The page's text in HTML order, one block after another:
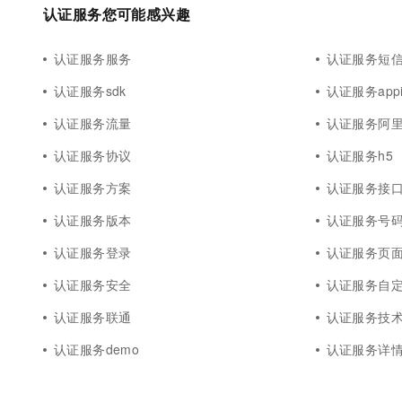
认证服务您可能感兴趣
认证服务服务
认证服务短
认证服务sdk
认证服务
认证服务流量
认证服务阿
认证服务协议
认证服务h5
认证服务方案
认证服务接
认证服务版本
认证服务号
认证服务登录
认证服务页
认证服务安全
认证服务自
认证服务联通
认证服务技
认证服务demo
认证服务详
专有云